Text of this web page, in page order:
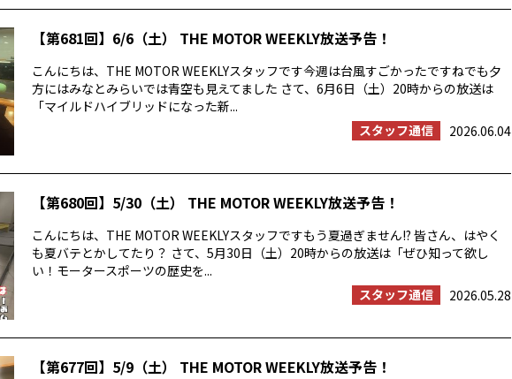
【第681回】6/6（土） THE MOTOR WEEKLY放送予告！
こんにちは、THE MOTOR WEEKLYスタッフです今週は台風すごかったですねでも夕
方にはみなとみらいでは青空も見えてました さて、6月6日（土）20時からの放送は
「マイルドハイブリッドになった新...
スタッフ通信
2026.06.04
【第680回】5/30（土） THE MOTOR WEEKLY放送予告！
こんにちは、THE MOTOR WEEKLYスタッフですもう夏過ぎません!? 皆さん、はやく
も夏バテとかしてたり？ さて、5月30日（土）20時からの放送は「ぜひ知って欲し
い！モータースポーツの歴史を...
スタッフ通信
2026.05.28
【第677回】5/9（土） THE MOTOR WEEKLY放送予告！